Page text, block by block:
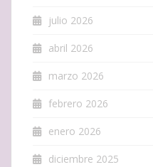
julio 2026
abril 2026
marzo 2026
febrero 2026
enero 2026
diciembre 2025